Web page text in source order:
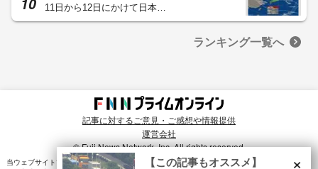
11日から12日にかけて日本…
ランキング一覧へ
記事に対するご意見・ご感想や情報提供
運営会社
© Fuji News Network, Inc. All rights reserved.
当ウェブサイトでは、ユーザのニーズ・興味・関⼼に合致したコンテンツや広告配信を提供する
×
【この記事もオススメ】